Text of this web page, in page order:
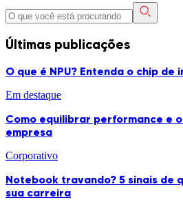
Últimas publicações
O que é NPU? Entenda o chip
Em destaque
Como equilibrar performance e
empresa
Corporativo
Notebook travando? 5 sinais de
sua carreira